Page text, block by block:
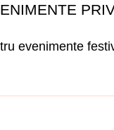
evenimente